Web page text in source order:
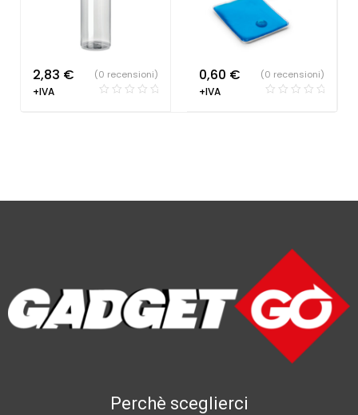
2,83 €
+IVA
(0 recensioni) 0,60 €
+IVA
(0 recensioni)
Perchè sceglierci